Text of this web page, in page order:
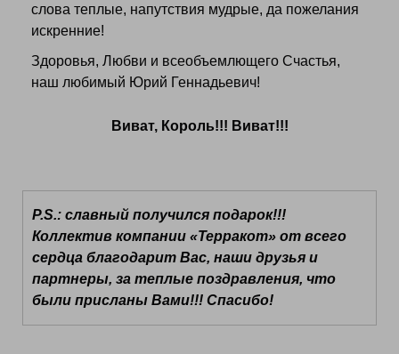
слова теплые, напутствия мудрые, да пожелания
искренние!
Здоровья, Любви и всеобъемлющего Счастья,
наш любимый Юрий Геннадьевич!
Виват, Король!!! Виват!!!
P.S.: славный получился подарок!!!
Коллектив компании «Терракот» от всего
сердца благодарит Вас, наши друзья и
партнеры, за теплые поздравления, что
были присланы Вами!!! Спасибо!